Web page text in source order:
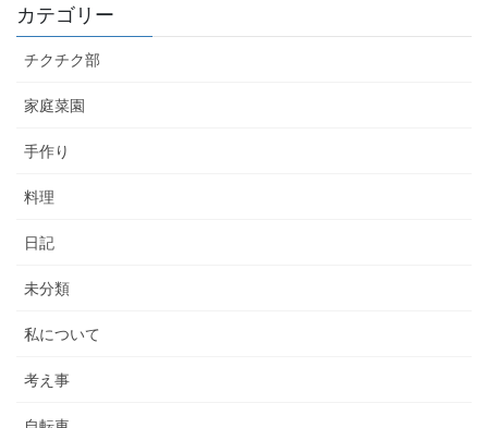
カテゴリー
チクチク部
家庭菜園
手作り
料理
日記
未分類
私について
考え事